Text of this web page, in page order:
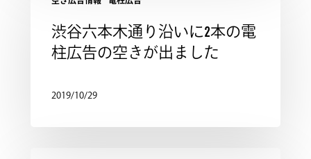
渋谷六本木通り沿いに2本の電
柱広告の空きが出ました
2019/10/29